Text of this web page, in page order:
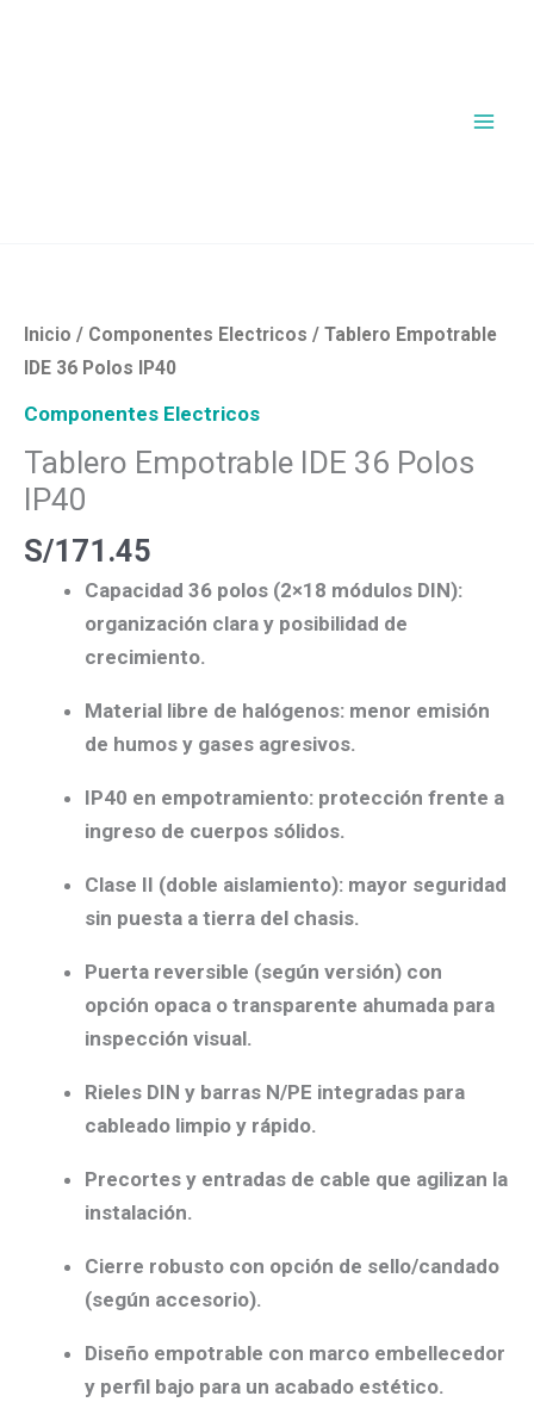
Inicio / Componentes Electricos / Tablero Empotrable
IDE 36 Polos IP40
Componentes Electricos
Tablero Empotrable IDE 36 Polos
IP40
S/171.45
Capacidad 36 polos (2×18 módulos DIN):
organización clara y posibilidad de
crecimiento.
Material libre de halógenos: menor emisión
de humos y gases agresivos.
IP40 en empotramiento: protección frente a
ingreso de cuerpos sólidos.
Clase II (doble aislamiento): mayor seguridad
sin puesta a tierra del chasis.
Puerta reversible (según versión) con
opción opaca o transparente ahumada para
inspección visual.
Rieles DIN y barras N/PE integradas para
cableado limpio y rápido.
Precortes y entradas de cable que agilizan la
instalación.
Cierre robusto con opción de sello/candado
(según accesorio).
Diseño empotrable con marco embellecedor
y perfil bajo para un acabado estético.
IDE
36
IP40
cantidad